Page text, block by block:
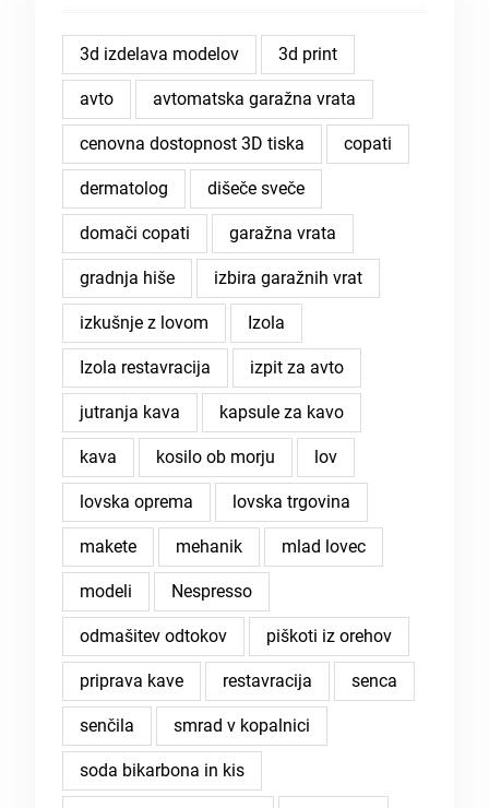
3d izdelava modelov 3d print
avto avtomatska garažna vrata
cenovna dostopnost 3D tiska copati
dermatolog dišeče sveče
domači copati garažna vrata
gradnja hiše izbira garažnih vrat
izkušnje z lovom Izola
Izola restavracija izpit za avto
jutranja kava kapsule za kavo
kava kosilo ob morju lov
lovska oprema lovska trgovina
makete mehanik mlad lovec
modeli Nespresso
odmašitev odtokov piškoti iz orehov
priprava kave restavracija senca
senčila smrad v kopalnici
soda bikarbona in kis